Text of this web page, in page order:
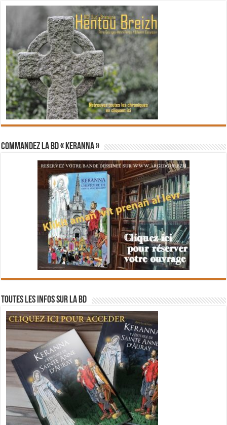
Commandez la BD « Keranna »
Toutes les infos sur la BD